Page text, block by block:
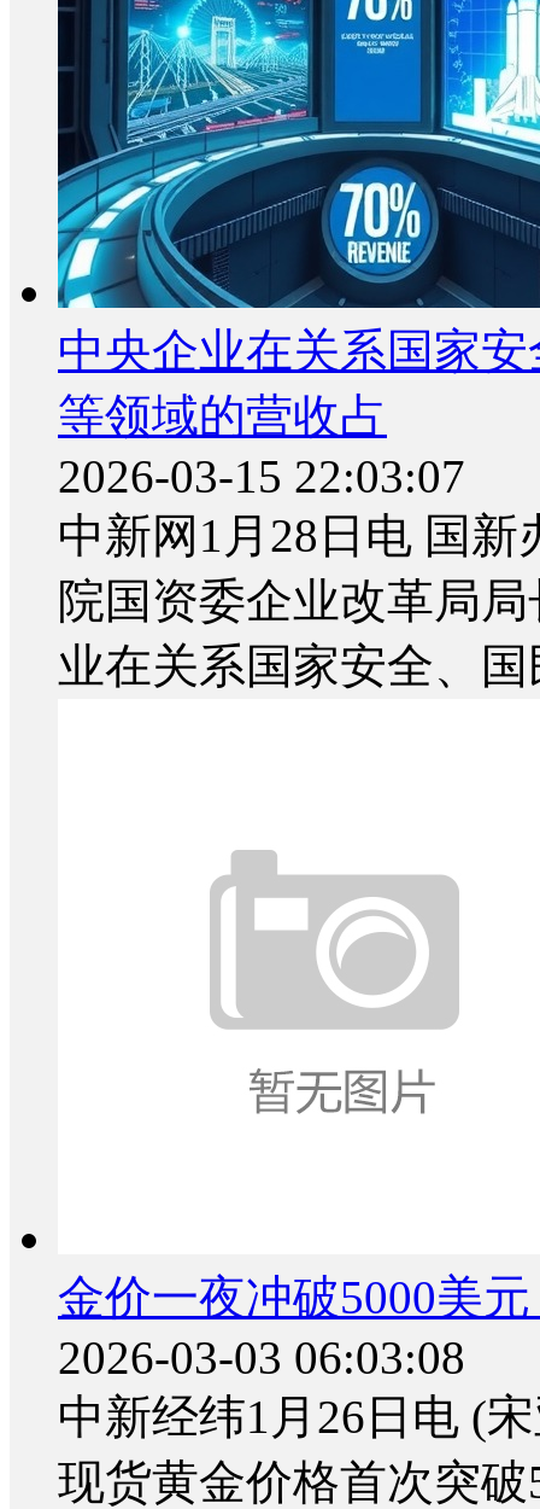
中央企业在关系国家
等领域的营收占
2026-03-15 22:03:07
中新网1月28日电 国
院国资委企业改革局
业在关系国家安全、国
金价一夜冲破5000美
2026-03-03 06:03:08
中新经纬1月26日电 (
现货黄金价格首次突